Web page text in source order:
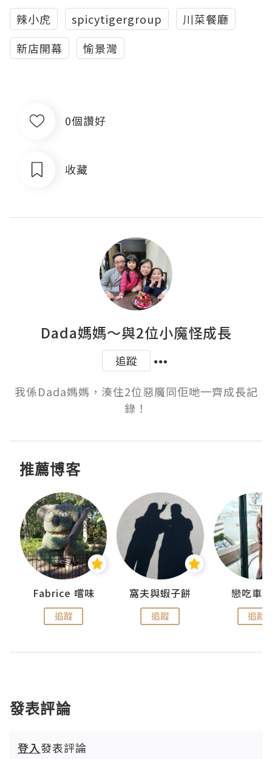
辣小虎 spicytigergroup
川菜餐廳
新店開幕
愉景灣
0個讚好
收藏
Dada媽媽～與2位小魔怪成長
追蹤
我係Dada媽媽，湊住2位惡魔同佢哋一齊成長記
錄！
推薦博客
Fabrice 嚐味
追蹤
窩夫與蝦子餅
追蹤
戀吃車
追蹤
發表評論
登入發表評論